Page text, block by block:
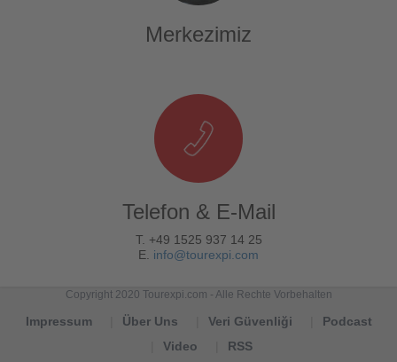
Merkezimiz
Telefon & E-Mail
T. +49 1525 937 14 25
E. info@tourexpi.com
Copyright 2020 Tourexpi.com - Alle Rechte Vorbehalten
Impressum Über Uns Veri Güvenliği
Podcast
Video
RSS